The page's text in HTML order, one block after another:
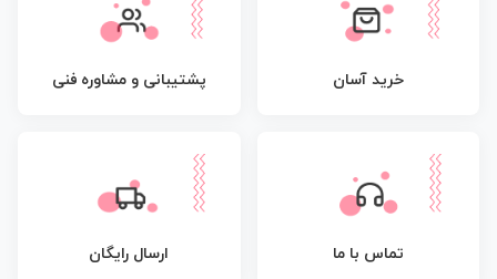
خرید آسان پشتیبانی و مشاوره فنی
تماس با ما ارسال رایگان